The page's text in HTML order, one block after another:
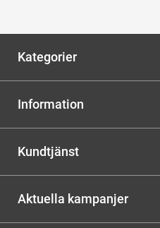
Kategorier
Information
Kundtjänst
Aktuella kampanjer